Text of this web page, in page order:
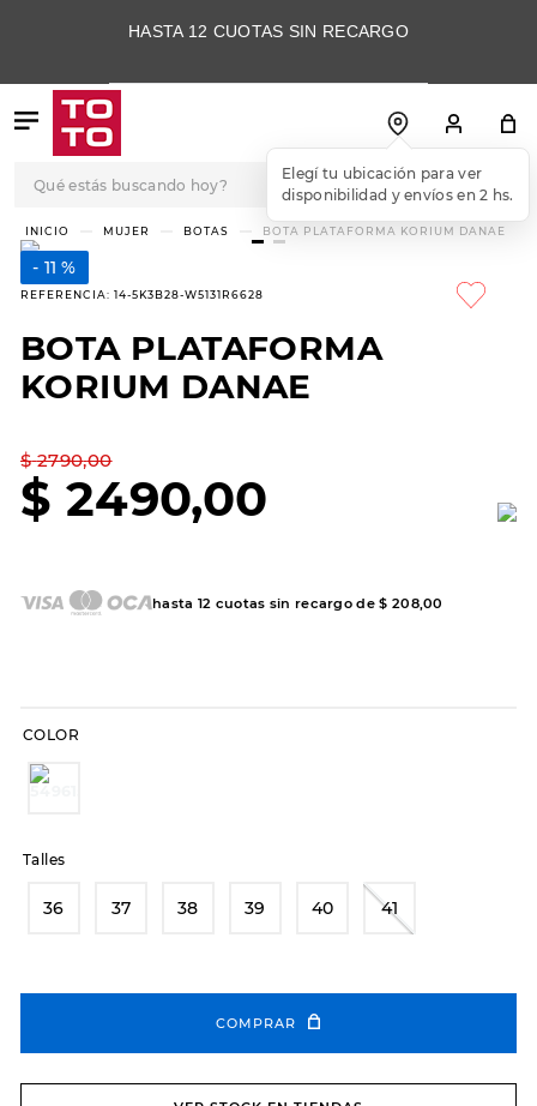
HASTA 12 CUOTAS SIN RECARGO
Elegí tu ubicación para ver
disponibilidad y envíos en 2 hs.
MUJER BOTAS BOTA PLATAFORMA KORIUM DANAE
11 %
REFERENCIA: 14-5K3B28-W5131R6628
BOTA PLATAFORMA
KORIUM DANAE
$ 2790,00
$ 2490,00
hasta 12 cuotas sin recargo de$ 208,00
COLOR
Talles
36 37 38 39 40 41
COMPRAR
TÉRMINOS MÁS
BUSCADOS
3 .